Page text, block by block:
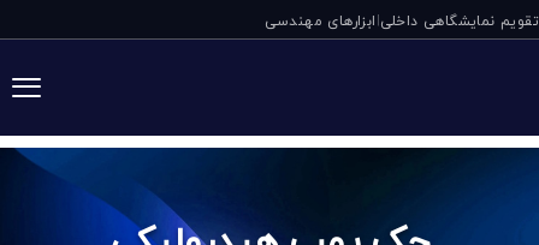
تقویم نمایشگاهی داخلی|ابزارهای مهندسی